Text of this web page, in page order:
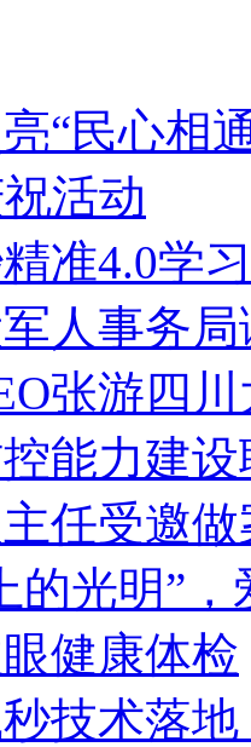
“民心相
活动
准4.0学
人事务
张游四
能力建
任受邀做
的光明”
健康体检‌
技术落